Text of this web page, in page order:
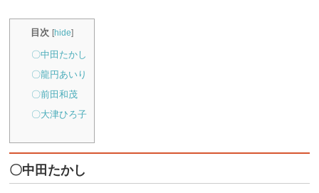
目次 [hide]
〇中田たかし
〇龍円あいり
〇前田和茂
〇大津ひろ子
〇中田たかし